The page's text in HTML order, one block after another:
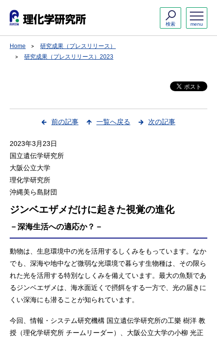
menu
検索
Home
研究成果（プレスリリース）
研究成果（プレスリリース）2023
前の記事 一覧へ戻る 次の記事
2023年3月23日
国立遺伝学研究所
大阪公立大学
理化学研究所
沖縄美ら島財団
ジンベエザメだけに起きた視覚の進化
－深海生活への適応か？－
動物は、生息環境中の光を活用するしくみをもっています。なか
でも、深海や地中など微弱な光環境で暮らす生物種は、その限ら
れた光を活用する特別なしくみを備えています。最大の魚類であ
るジンベエザメは、海水面近くで摂餌をする一方で、光の届きに
くい深海にも潜ることが知られています。
今回、情報・システム研究機構 国立遺伝学研究所の工樂 樹洋 教
授（理化学研究所 チームリーダー）、大阪公立大学の小柳 光正